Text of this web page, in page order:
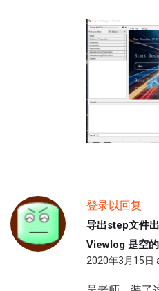
登录以回复
导出step文件
Viewlog 是空的
2020年3月15日